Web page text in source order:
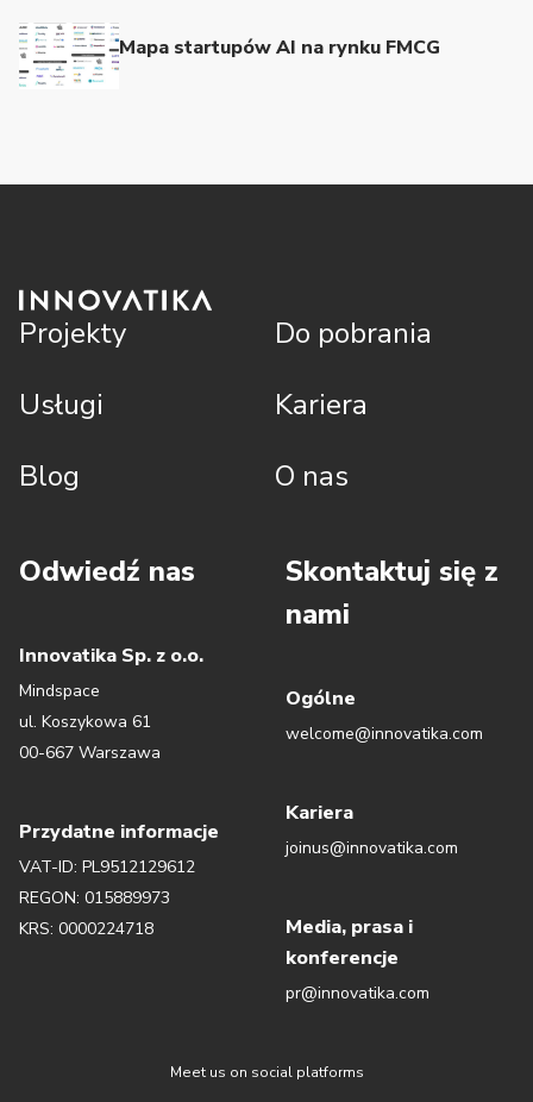
Mapa startupów AI na rynku FMCG
Projekty
Usługi
Blog
Do pobrania
Kariera
O nas
Odwiedź nas
Innovatika Sp. z o.o.
Mindspace
ul. Koszykowa 61
00-667 Warszawa
Przydatne informacje
VAT-ID: PL9512129612
REGON: 015889973
KRS: 0000224718
Skontaktuj się z
nami
Ogólne
welcome@innovatika.com
Kariera
joinus@innovatika.com
Media, prasa i
konferencje
pr@innovatika.com
Meet us on social platforms